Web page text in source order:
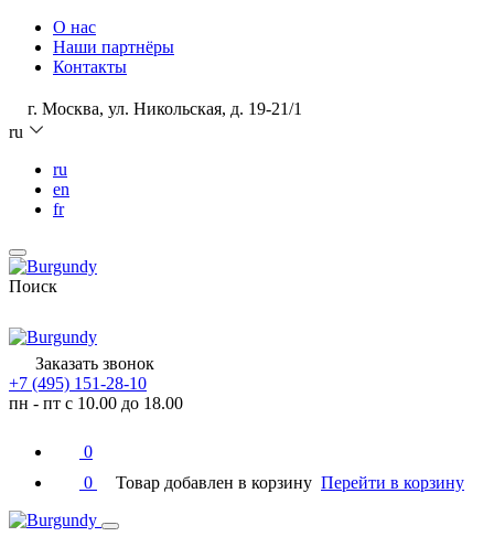
О нас
Наши партнёры
Контакты
г. Москва, ул. Никольская, д. 19-21/1
ru
ru
en
fr
Поиск
Заказать звонок
+7 (495) 151-28-10
пн - пт с 10.00 до 18.00
0
0
Товар добавлен в корзину Перейти в корзину